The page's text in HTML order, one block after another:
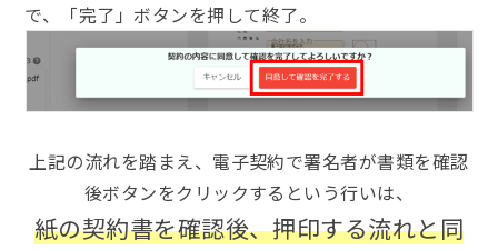
で、「完了」ボタンを押して終了。
上記の流れを踏まえ、電子契約で署名者が書類を確認
後ボタンをクリックするという行いは、
紙の契約書を確認後、押印する流れと同